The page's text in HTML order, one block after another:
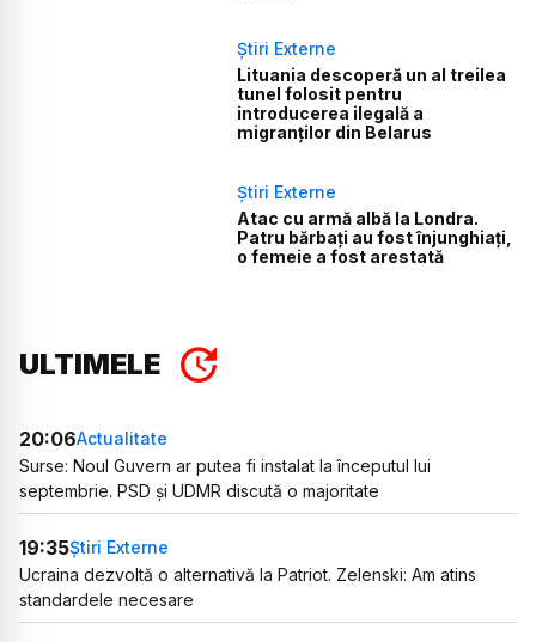
Știri Externe
Lituania descoperă un al treilea
tunel folosit pentru
introducerea ilegală a
migranților din Belarus
Știri Externe
Atac cu armă albă la Londra.
Patru bărbați au fost înjunghiați,
o femeie a fost arestată
ULTIMELE
20:06Actualitate
Surse: Noul Guvern ar putea fi instalat la începutul lui
septembrie. PSD și UDMR discută o majoritate
19:35Știri Externe
Ucraina dezvoltă o alternativă la Patriot. Zelenski: Am atins
standardele necesare